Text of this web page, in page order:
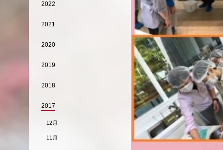
2022
2021
2020
2019
2018
2017
12月
11月